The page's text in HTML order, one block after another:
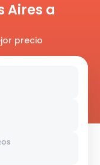
Aires a
precio